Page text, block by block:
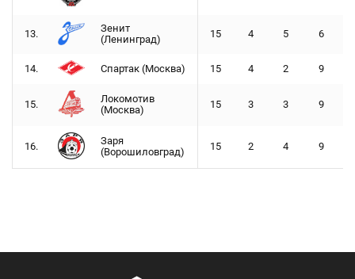
13.
Зенит
(Ленинград)
15 4 5 6
14. Спартак (Москва) 15 4 2 9
15.
Локомотив
(Москва)
15 3 3 9
16.
Заря
(Ворошиловград)
15 2 4 9